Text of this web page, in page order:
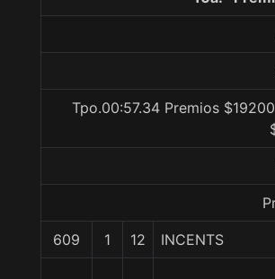
Tpo.00:57.34 Premios
609 1 12 INCENTS